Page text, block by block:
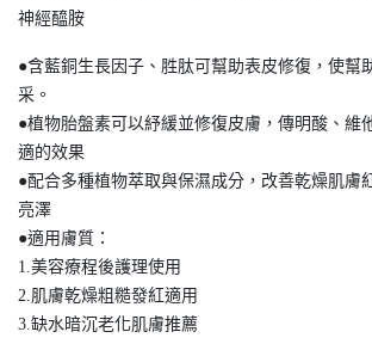
神經醯胺
●含藍銅生長因子、胜肽可幫助表皮修復，使幫
采。
●植物胎盤素可以紓緩並修復皮膚，傳明酸、維
適的效果
●配合多種植物萃取與保濕成分，改善乾燥肌膚
亮澤
●適用膚質：
1.美容療程後護理使用
2.肌膚乾燥粗糙發紅適用
3.缺水暗沉老化肌膚推薦